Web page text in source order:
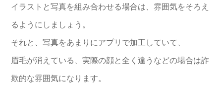
イラストと写真を組み合わせる場合は、雰囲気をそろえ
るようにしましょう。
それと、写真をあまりにアプリで加工していて、
眉毛が消えている、実際の顔と全く違うなどの場合は詐
欺的な雰囲気になります。